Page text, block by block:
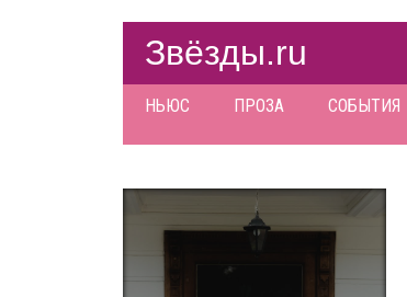
Звёзды.ru
НЬЮС ПРОЗА СОБЫТИЯ